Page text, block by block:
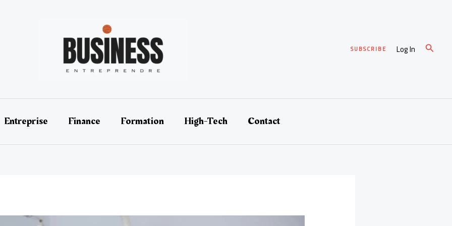
SUBSCRIBE Log In
Entreprise Finance Formation High-Tech Contact